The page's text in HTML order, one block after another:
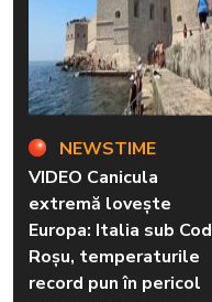
NEWSTIME
VIDEO Canicula
extremă lovește
Europa: Italia sub Cod
Roșu, temperaturile
record pun în pericol